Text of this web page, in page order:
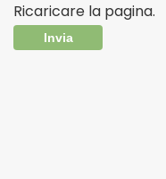
Ricaricare la pagina.